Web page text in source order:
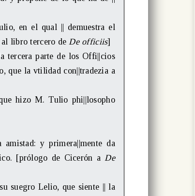
en el qual || demuestra el
al libro tercero deDe officiis]
tercera parte de los Offi||cios
que la vtilidad con||tradezia a
hizo M. Tulio phi||losopho
y primera||mente da
[prólogo de Cicerón aDe
suegro Lelio, que siente || la